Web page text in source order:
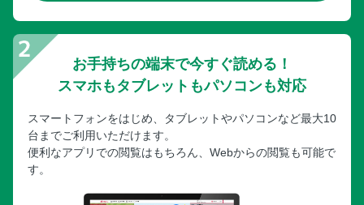
お手持ちの端末で今すぐ読める！
スマホもタブレットもパソコンも対応
スマートフォンをはじめ、タブレットやパソコンなど最大10
台までご利用いただけます。
便利なアプリでの閲覧はもちろん、Webからの閲覧も可能で
す。